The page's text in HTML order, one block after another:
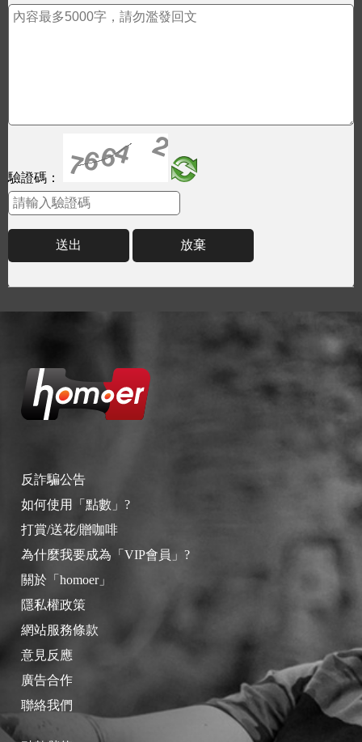
驗證碼：
送出 放棄
反詐騙公告
如何使用「點數」?
打賞/送花/贈咖啡
為什麼我要成為「VIP會員」?
關於「homoer」
隱私權政策
網站服務條款
意見反應
廣告合作
聯絡我們